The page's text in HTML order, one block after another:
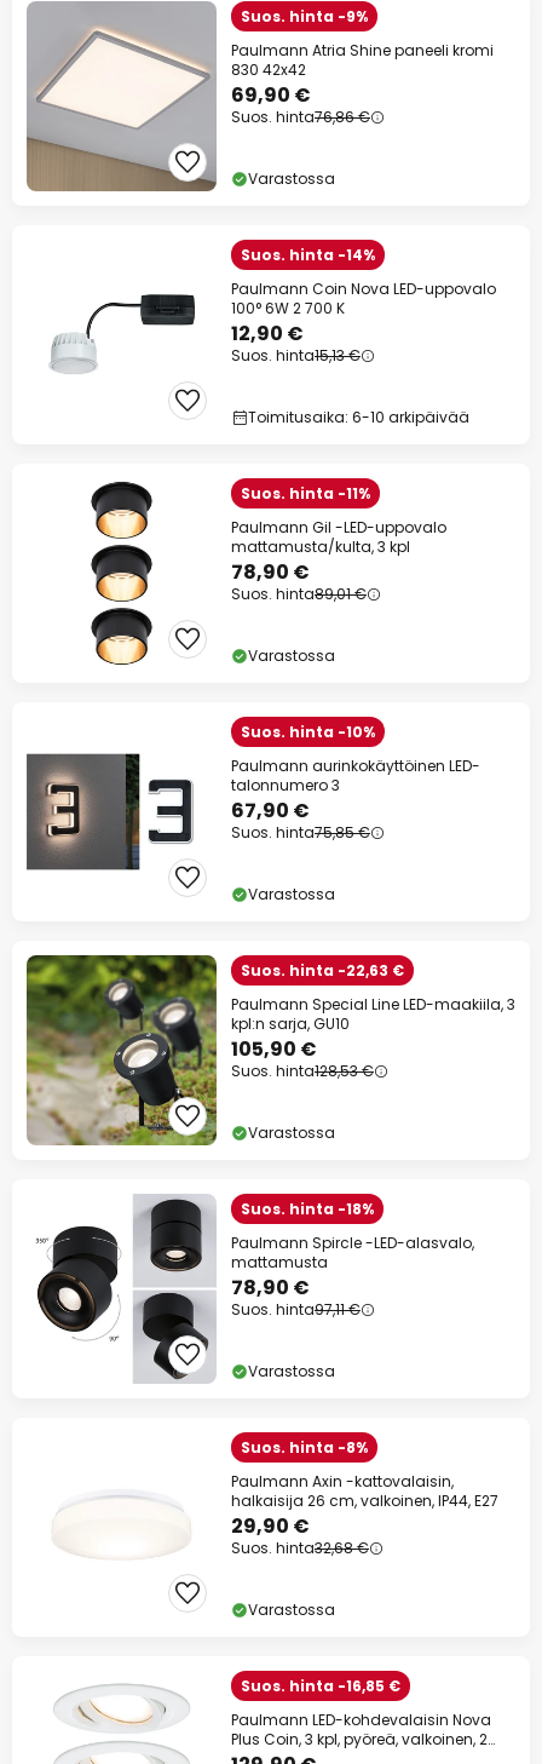
Suos. hinta -9%
Paulmann Atria Shine paneeli kromi
830 42x42
69,90 €
Suos. hinta76,86 €
Varastossa
Suos. hinta -14%
Paulmann Coin Nova LED-uppovalo
100° 6W 2 700 K
12,90 €
Suos. hinta15,13 €
Toimitusaika: 6-10 arkipäivää
Suos. hinta -11%
Paulmann Gil -LED-uppovalo
mattamusta/kulta, 3 kpl
78,90 €
Suos. hinta89,01 €
Varastossa
Suos. hinta -10%
Paulmann aurinkokäyttöinen LED-
talonnumero 3
67,90 €
Suos. hinta75,85 €
Varastossa
Suos. hinta -22,63 €
Paulmann Special Line LED-maakiila, 3
kpl:n sarja, GU10
105,90 €
Suos. hinta128,53 €
Varastossa
Suos. hinta -18%
Paulmann Spircle -LED-alasvalo,
mattamusta
78,90 €
Suos. hinta97,11 €
Varastossa
Suos. hinta -8%
Paulmann Axin -kattovalaisin,
halkaisija 26 cm, valkoinen, IP44, E27
29,90 €
Suos. hinta32,68 €
Varastossa
Suos. hinta -16,85 €
Paulmann LED-kohdevalaisin Nova
Plus Coin, 3 kpl, pyöreä, valkoinen, 2
700 K,